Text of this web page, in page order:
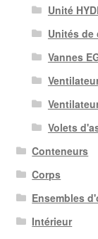
Unité
Unités de
Vannes
Volets
Conteneurs
Corps
Ensembles
Intérieur